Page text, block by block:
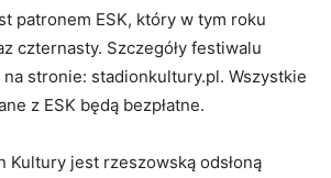
patronem ESK, który w tym roku
czternasty. Szczegóły festiwalu
stronie: stadionkultury.pl. Wszystkie
z ESK będą bezpłatne.
Kultury jest rzeszowską odsłoną